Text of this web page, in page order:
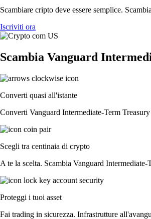
Scambiare cripto deve essere semplice.
Iscriviti ora
Scambia Vanguard
Converti quasi all'istante
Converti Vanguard Intermediate-Term
Scegli tra centinaia di crypto
A te la scelta. Scambia Vanguard
Proteggi i tuoi asset
Fai trading in sicurezza. Infrastrutture